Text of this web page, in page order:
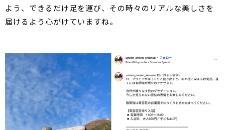
よう、できるだけ足を運び、その時々のリアルな美しさを
届けるよう心がけていますね。